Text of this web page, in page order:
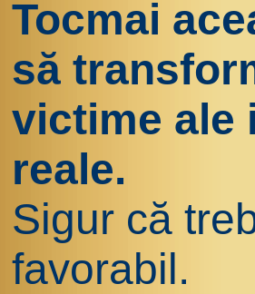
Tocmai
să
victime ale
reale.
Sigur că
favorabil.